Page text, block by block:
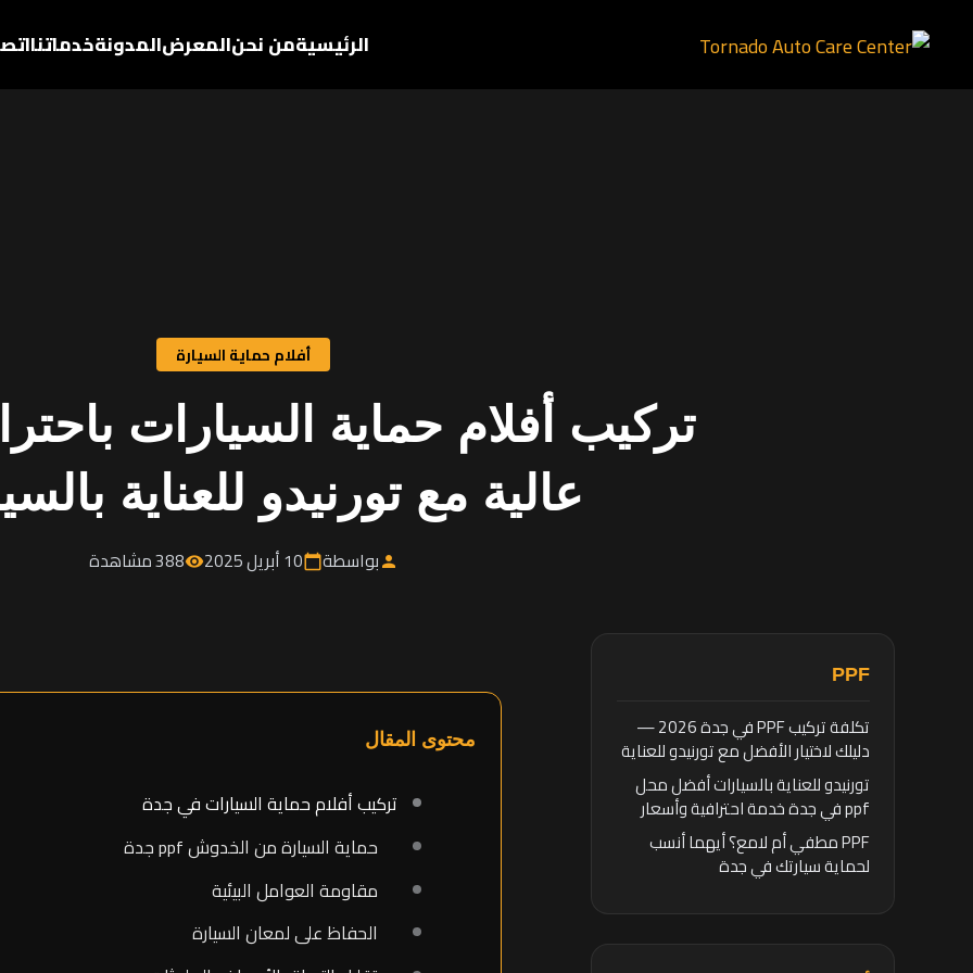
الرئيسيةمن نحنالمعرضالمدونةخدماتنا
أفلام حماية السيارة
تركيب أفلام حماية السيارات
عالية مع تورنيدو للعناية
person بواسطةcalendar_today10 أبريل 2025 visibility388 مشاهدة
PPF
تكلفة تركيب PPF في جدة 2026 —
دليلك لاختيار الأفضل مع تورنيدو للعناية
بالسيارات
تورنيدو للعناية بالسيارات أفضل محل
ppf في جدة خدمة احترافية وأسعار
تنافسيةPPF مطفي أم لامع؟ أيهما أنسب
لحماية سيارتك في جدة
محتوى المقال
تركيب أفلام حماية السيارات في جدة
حماية السيارة من الخدوش ppf جدة
مقاومة العوامل البيئية
الحفاظ على لمعان السيارة